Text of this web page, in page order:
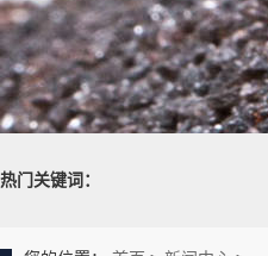
热门关键词：